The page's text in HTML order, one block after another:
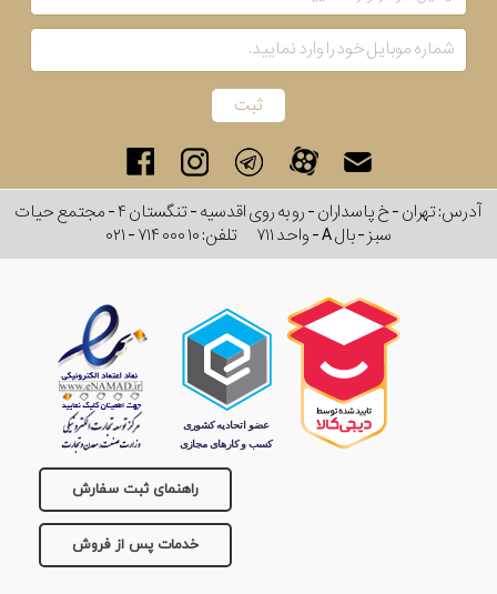
آدرس: تهران - خ پاسداران - رو به روی اقدسیه - تنگستان ۴ - مجتمع حیات
سبز - بال A - واحد ۷۱۱
تلفن:۰۲۱ - ۷۱۴ ۰۰۰ ۱۰
راهنمای ثبت سفارش
خدمات پس از فروش